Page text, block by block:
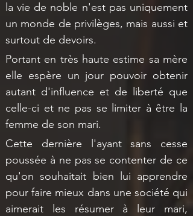
la vie de noble n'est pas uniquement
un monde de privilèges, mais aussi et
surtout de devoirs.
Portant en très haute estime sa mère
elle espère un jour pouvoir obtenir
autant d'influence et de liberté que
celle-ci et ne pas se limiter à être la
femme de son mari.
Cette dernière l'ayant sans cesse
poussée à ne pas se contenter de ce
qu'on souhaitait bien lui apprendre
pour faire mieux dans une société qui
aimerait les résumer à leur mari,